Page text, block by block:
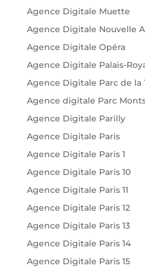
Agence Digitale Muette
Agence Digitale Nouvelle
Agence Digitale Opéra
Agence Digitale Palais-
Agence Digitale Parc de la
Agence digitale Parc
Agence Digitale Parilly
Agence Digitale Paris
Agence Digitale Paris 1
Agence Digitale Paris 10
Agence Digitale Paris 11
Agence Digitale Paris 12
Agence Digitale Paris 13
Agence Digitale Paris 14
Agence Digitale Paris 15